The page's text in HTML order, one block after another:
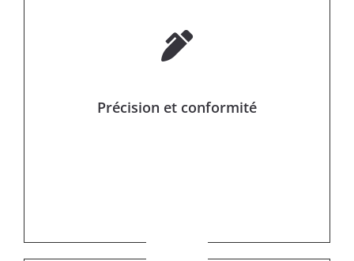
Précision et conformité